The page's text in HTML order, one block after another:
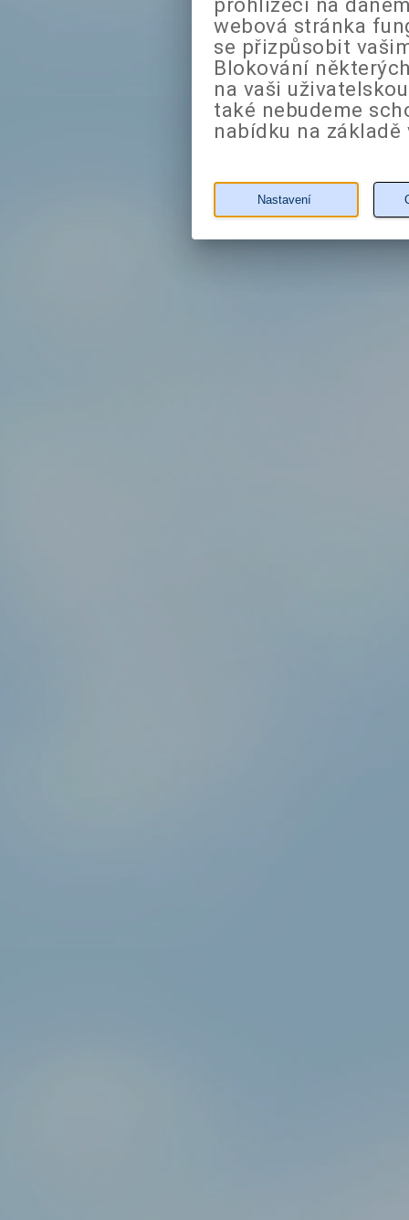
webová stránka
se přizpůsobit
Blokování
na vaši
také nebudeme
nabídku na
Nastavení